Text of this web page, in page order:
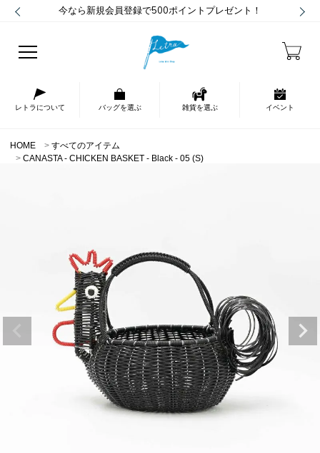
今なら新規会員登録で500ポイントプレゼント！
レトラについて バッグを選ぶ 雑貨を選ぶ イベント
HOME
すべてのアイテム
CANASTA - CHICKEN BASKET - Black - 05 (S)